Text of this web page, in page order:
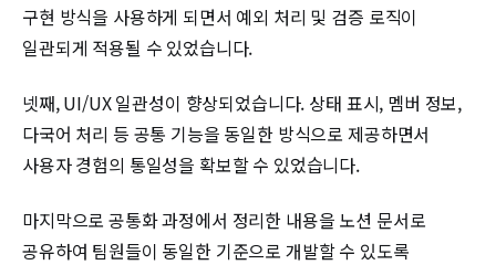
구현 방식을 사용하게 되면서 예외 처리 및 검증 로직이
일관되게 적용될 수 있었습니다.
넷째, UI/UX 일관성이 향상되었습니다. 상태 표시, 멤버 정보,
다국어 처리 등 공통 기능을 동일한 방식으로 제공하면서
사용자 경험의 통일성을 확보할 수 있었습니다.
마지막으로 공통화 과정에서 정리한 내용을 노션 문서로
공유하여 팀원들이 동일한 기준으로 개발할 수 있도록